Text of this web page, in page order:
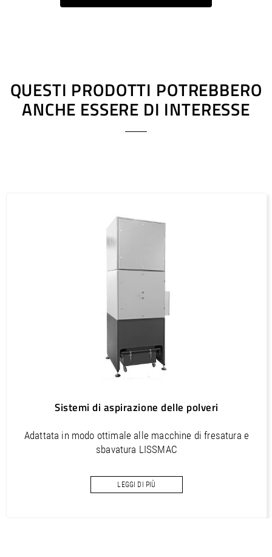
QUESTI PRODOTTI POTREBBERO
ANCHE ESSERE DI INTERESSE
Sistemi di aspirazione delle polveri
Adattata in modo ottimale alle macchine di fresatura e
sbavatura LISSMAC
LEGGI DI PIÙ